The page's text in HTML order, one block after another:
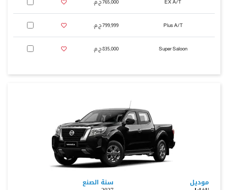
EX A/T
Plus A/T
Super Saloon
765,000 ج.م.‏
799,999 ج.م.‏
835,000 ج.م.‏
موديل سنة الصنع